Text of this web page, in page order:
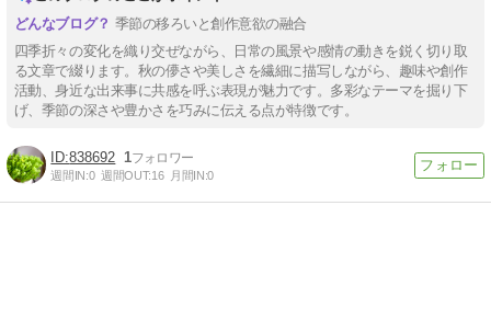
季節の移ろいと創作意欲の融合
四季折々の変化を織り交ぜながら、日常の風景や感情の動きを鋭く切り取
る文章で綴ります。秋の儚さや美しさを繊細に描写しながら、趣味や創作
活動、身近な出来事に共感を呼ぶ表現が魅力です。多彩なテーマを掘り下
げ、季節の深さや豊かさを巧みに伝える点が特徴です。
838692 1
週間IN:0 週間OUT:16 月間IN:0